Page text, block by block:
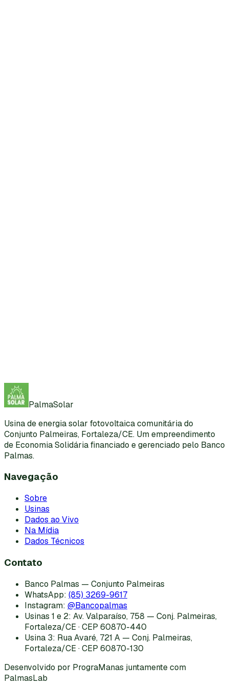
PalmaSolar
Usina de energia solar fotovoltaica comunitária do
Conjunto Palmeiras, Fortaleza/CE. Um empreendimento
de Economia Solidária financiado e gerenciado pelo Banco
Palmas.
Navegação
Sobre
Usinas
Dados ao Vivo
Na Mídia
Dados Técnicos
Contato
Banco Palmas — Conjunto Palmeiras
WhatsApp: (85) 3269-9617
Instagram: @Bancopalmas
Usinas 1 e 2: Av. Valparaíso, 758 — Conj. Palmeiras,
Fortaleza/CE · CEP 60870-440
Usina 3: Rua Avaré, 721 A — Conj. Palmeiras,
Fortaleza/CE · CEP 60870-130
Desenvolvido por PrograManas juntamente com
PalmasLab